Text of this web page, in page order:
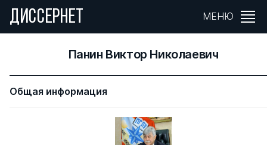
ДИССЕРНЕТ МЕНЮ
Панин Виктор Николаевич
Общая информация